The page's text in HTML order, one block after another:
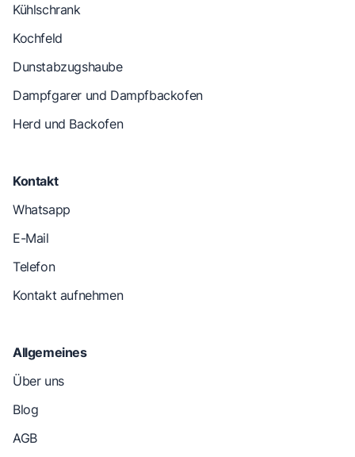
Kühlschrank
Kochfeld
Dunstabzugshaube
Dampfgarer und Dampfbackofen
Herd und Backofen
Kontakt
Whatsapp
E-Mail
Telefon
Kontakt aufnehmen
Allgemeines
Über uns
Blog
AGB